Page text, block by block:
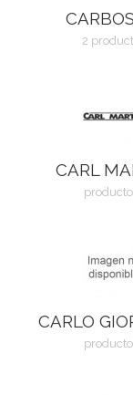
2
CARL
CARLO